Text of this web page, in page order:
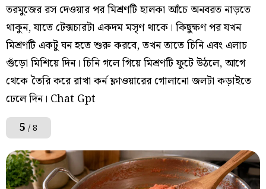
তরমুজের রস দেওয়ার পর মিশ্রণটি হালকা আঁচে অনবরত নাড়তে
থাকুন, যাতে টেক্সচারটা একদম মসৃণ থাকে। কিছুক্ষণ পর যখন
মিশ্রণটি একটু ঘন হতে শুরু করবে, তখন তাতে চিনি এবং এলাচ
গুঁড়ো মিশিয়ে দিন। চিনি গলে গিয়ে মিশ্রণটি ফুটে উঠলে, আগে
থেকে তৈরি করে রাখা কর্ন ফ্লাওয়ারের গোলানো জলটা কড়াইতে
ঢেলে দিন। Chat Gpt
5 / 8